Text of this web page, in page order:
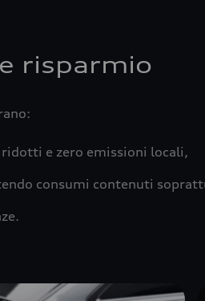
risparmio
e zero emissioni locali,
consumi contenuti